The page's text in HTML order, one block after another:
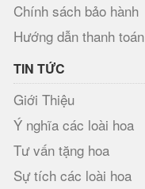
Chính sách bảo hành
Hướng dẫn thanh toán
TIN TỨC
Giới Thiệu
Ý nghĩa các loài hoa
Tư vấn tặng hoa
Sự tích các loài hoa